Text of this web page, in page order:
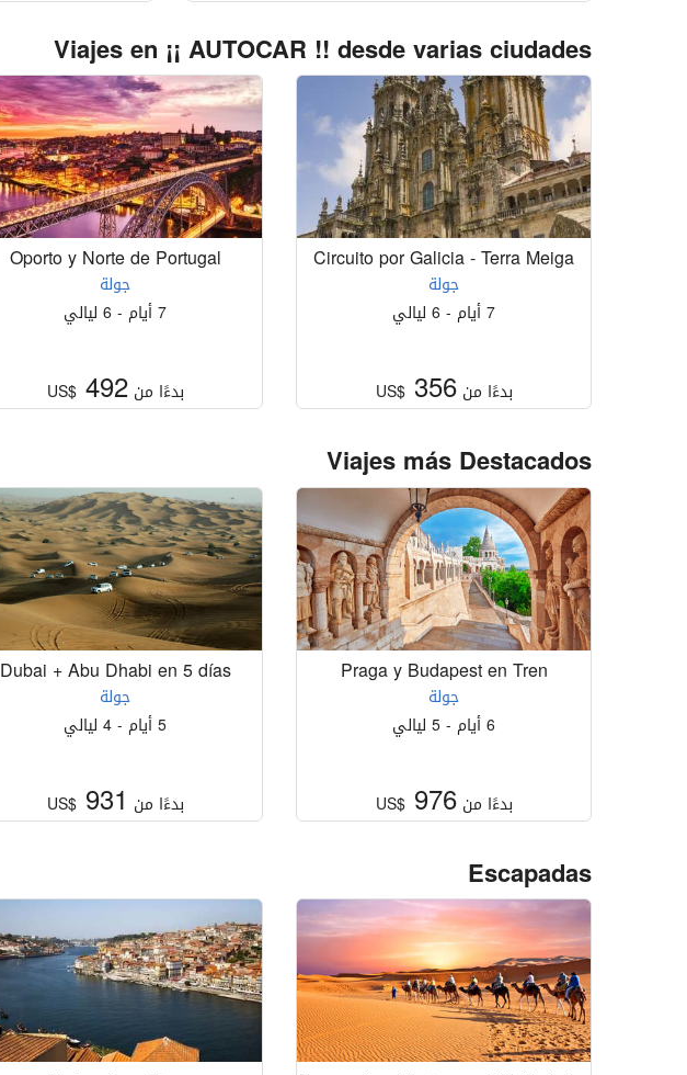
Viajes en ¡¡ AUTOCAR !! desde varias ciudades
Circuito por Galicia - Terra Meiga
جولة
7 أيام - 6 ليالي
بدءًا من US$356
Oporto y Norte de Portugal
جولة
7 أيام - 6 ليالي
بدءًا من US$492
Viajes más Destacados
Praga y Budapest en Tren
جولة
6 أيام - 5 ليالي
بدءًا من US$976
Dubai + Abu Dhabi en 5 días
جولة
5 أيام - 4 ليالي
بدءًا من US$931
Escapadas